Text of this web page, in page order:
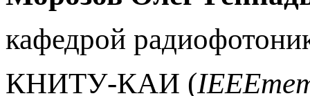
кафедрой
КНИТУ-КАИ (IEEE